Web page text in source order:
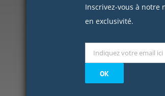
Inscrivez-vous à notre
en exclusivité.